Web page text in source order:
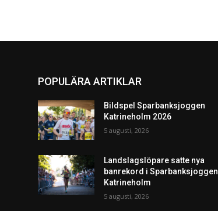
POPULÄRA ARTIKLAR
Bildspel Sparbanksjoggen
Katrineholm 2026
5 augusti, 2026
Landslagslöpare satte nya
banrekord i Sparbanksjoggen
Katrineholm
5 augusti, 2026